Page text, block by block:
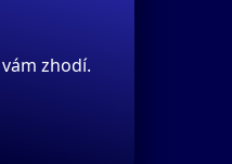
zhodí.